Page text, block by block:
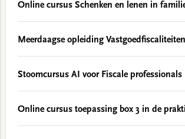
Online cursus Schenken en lenen in
Meerdaagse opleiding Vastgoedfiscaliteiten
Stoomcursus AI voor Fiscale professionals
Online cursus toepassing box 3 in de